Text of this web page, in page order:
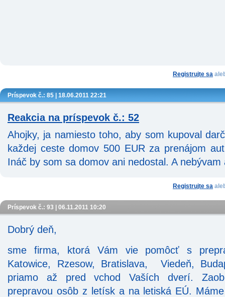
Registrujte sa
Príspevok č.: 85 | 18.06.2011 22:21
Reakcia na príspevok č.: 52
Ahojky, ja namiesto toho, aby som kupoval
každej ceste domov 500 EUR za prenájom
Ináč by som sa domov ani nedostal. A
Registrujte sa
Príspevok č.: 93 | 06.11.2011 10:20
Dobrý deň,
sme firma, ktorá Vám vie pomôcť s
Katowice, Rzesow, Bratislava, Viedeň,
priamo až pred vchod Vaších dverí.
prepravou osôb z letísk a na letiská EÚ.